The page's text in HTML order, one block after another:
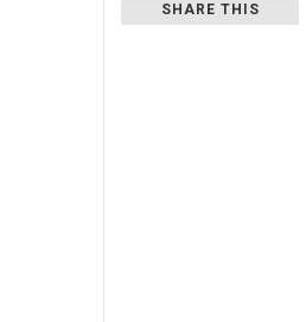
SHARE THIS